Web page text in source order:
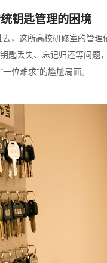
钥匙管理的困境
去，这所高校研修室的管
匙丢失、忘记归还等问题
位难求”的尴尬局面。